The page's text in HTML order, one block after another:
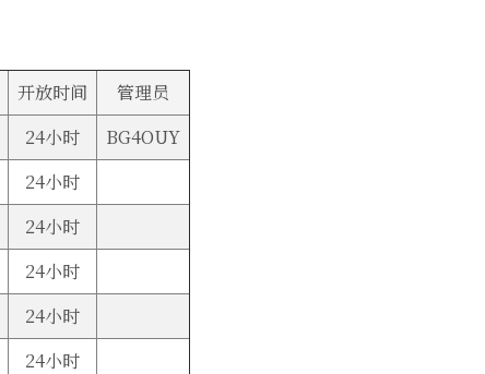
开放时间
管理员
24小时
BG4OUY
24小时
24小时
24小时
24小时
24小时